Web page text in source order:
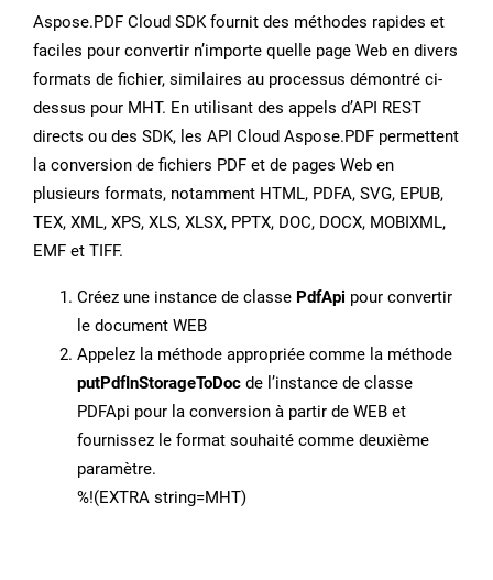
Aspose.PDF Cloud SDK fournit des méthodes rapides et
faciles pour convertir n’importe quelle page Web en divers
formats de fichier, similaires au processus démontré ci-
dessus pour MHT. En utilisant des appels d’API REST
directs ou des SDK, les API Cloud Aspose.PDF permettent
la conversion de fichiers PDF et de pages Web en
plusieurs formats, notamment HTML, PDFA, SVG, EPUB,
TEX, XML, XPS, XLS, XLSX, PPTX, DOC, DOCX, MOBIXML,
EMF et TIFF.
Créez une instance de classe PdfApi pour convertir
le document WEB
Appelez la méthode appropriée comme la méthode
putPdfInStorageToDoc de l’instance de classe
PDFApi pour la conversion à partir de WEB et
fournissez le format souhaité comme deuxième
paramètre.
%!(EXTRA string=MHT)